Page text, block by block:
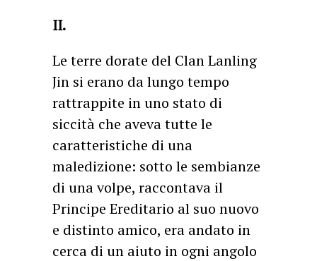
II.
Le terre dorate del Clan Lanling
Jin si erano da lungo tempo
rattrappite in uno stato di
siccità che aveva tutte le
caratteristiche di una
maledizione: sotto le sembianze
di una volpe, raccontava il
Principe Ereditario al suo nuovo
e distinto amico, era andato in
cerca di un aiuto in ogni angolo